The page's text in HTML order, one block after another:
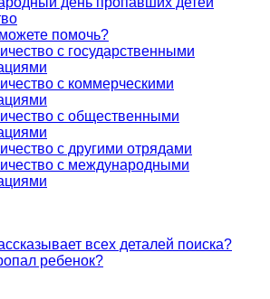
помочь?
с государственными
с коммерческими
с общественными
с другими отрядами
с международными
всех деталей поиска?
ребенок?